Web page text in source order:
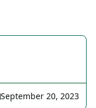
September 20, 2023